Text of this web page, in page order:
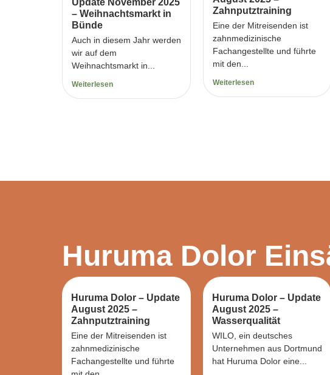
Update November 2025
– Weihnachtsmarkt in
Bünde
Auch in diesem Jahr werden
wir auf dem
Weihnachtsmarkt in...
Weiterlesen
Zahnputztraining
Eine der Mitreisenden ist
zahnmedizinische
Fachangestellte und führte
mit den...
Weiterlesen
Huruma Dolor
Huruma Dolor – Update
August 2025 –
Zahnputztraining
Eine der Mitreisenden ist
zahnmedizinische
Fachangestellte und führte
Huruma Dolor – Update
August 2025 –
Wasserqualität
WILO, ein deutsches
Unternehmen aus Dortmund
hat Huruma Dolor eine...